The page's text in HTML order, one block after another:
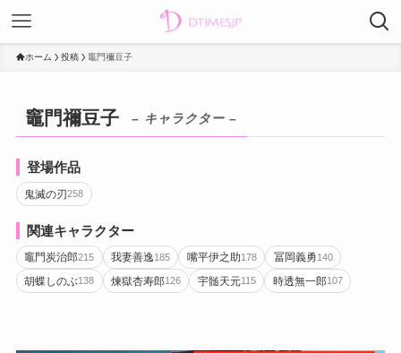
ホーム 投稿 竈門禰豆子
竈門禰豆子 – キャラクター –
登場作品
鬼滅の刃258
関連キャラクター
竈門炭治郎215 我妻善逸185 嘴平伊之助178 冨岡義勇140
胡蝶しのぶ138 煉獄杏寿郎126 宇髄天元115 時透無一郎107